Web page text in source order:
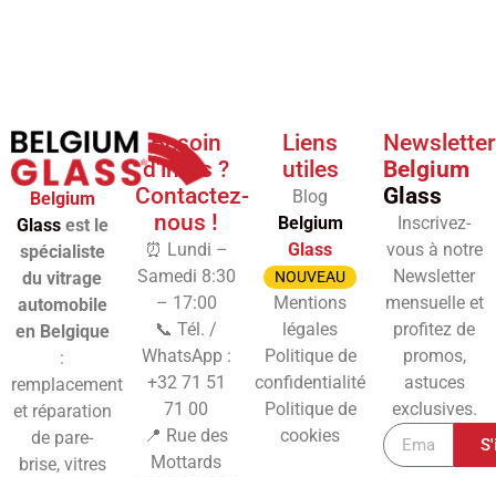
Belgium
Glassest le
spécialiste
du vitrage
automobile
en Belgique
:
remplacement
et réparation
de pare-
brise, vitres
Besoin
d'infos ?
Contactez-
nous !
⏰ Lundi –
Samedi 8:30
– 17:00
📞 Tél. /
WhatsApp :
+32 71 51
71 00
📍 Rue des
Mottards
Liens
utiles
Blog
Belgium
Glass
NOUVEAU
Mentions
légales
Politique de
confidentialité
Politique de
cookies
Newsletter
Belgium
Glass
Inscrivez-
vous à notre
Newsletter
mensuelle et
profitez de
promos,
astuces
exclusives.